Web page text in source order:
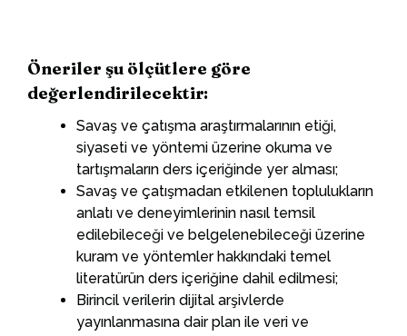
Öneriler şu ölçütlere göre
değerlendirilecektir:
Savaş ve çatışma araştırmalarının etiği,
siyaseti ve yöntemi üzerine okuma ve
tartışmaların ders içeriğinde yer alması;
Savaş ve çatışmadan etkilenen toplulukların
anlatı ve deneyimlerinin nasıl temsil
edilebileceği ve belgelenebileceği üzerine
kuram ve yöntemler hakkındaki temel
literatürün ders içeriğine dahil edilmesi;
Birincil verilerin dijital arşivlerde
yayınlanmasına dair plan ile veri ve